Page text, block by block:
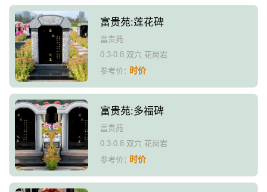
富贵苑:莲花碑
富贵苑
0.3-0.8 双穴 花岗岩
参考价：时价
富贵苑:多福碑
富贵苑
0.3-0.8 双穴 花岗岩
参考价：时价